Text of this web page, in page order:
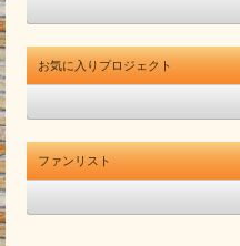
お気に入りプロジェクト
ファンリスト